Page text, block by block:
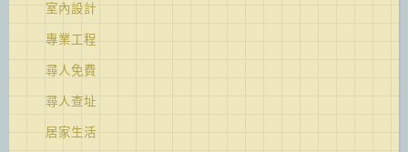
室內設計
專業工程
尋人免費
尋人查址
居家生活